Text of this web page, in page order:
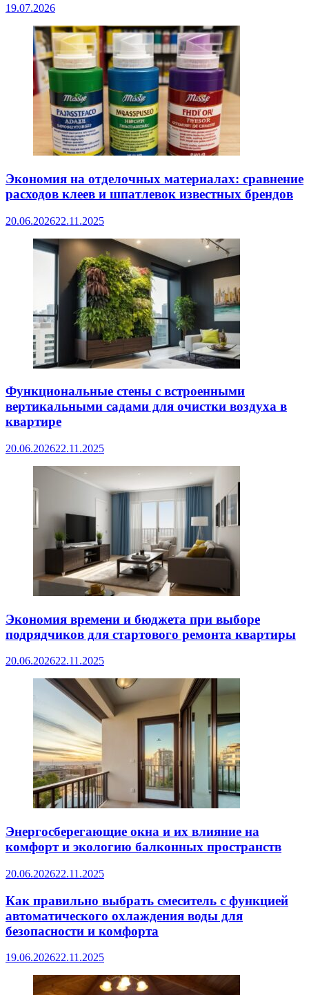
19.07.2026
Экономия на отделочных материалах: сравнение
расходов клеев и шпатлевок известных брендов
20.06.202622.11.2025
Функциональные стены с встроенными
вертикальными садами для очистки воздуха в
квартире
20.06.202622.11.2025
Экономия времени и бюджета при выборе
подрядчиков для стартового ремонта квартиры
20.06.202622.11.2025
Энергосберегающие окна и их влияние на
комфорт и экологию балконных пространств
20.06.202622.11.2025
Как правильно выбрать смеситель с функцией
автоматического охлаждения воды для
безопасности и комфорта
19.06.202622.11.2025